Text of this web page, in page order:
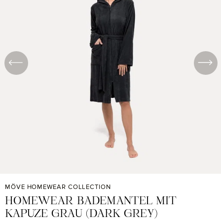
MÖVE HOMEWEAR COLLECTION
HOMEWEAR BADEMANTEL MIT
KAPUZE GRAU (DARK GREY)